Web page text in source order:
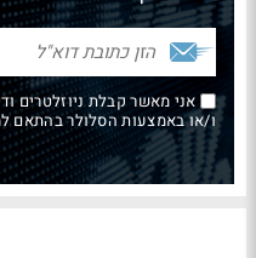
אני מאשר קבלת ניוזלטרים
ו/או באמצעות הסלולר בהתאם למפורט